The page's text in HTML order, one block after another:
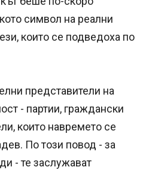
символ на реални
които се подведоха по
представители на
- партии, граждански
които навремето се
По този повод - за
- те заслужават